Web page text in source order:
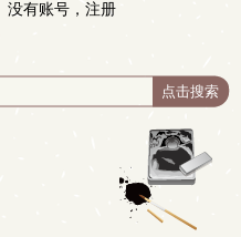
没有账号，注册